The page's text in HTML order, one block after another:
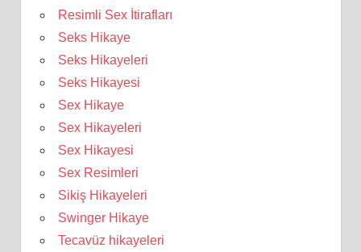
Resimli Sex İtirafları
Seks Hikaye
Seks Hikayeleri
Seks Hikayesi
Sex Hikaye
Sex Hikayeleri
Sex Hikayesi
Sex Resimleri
Sikiş Hikayeleri
Swinger Hikaye
Tecavüz hikayeleri